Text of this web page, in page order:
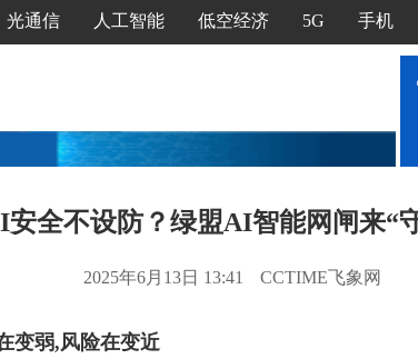
光通信 人工智能 低空经济 5G 手机
安全不设防？绿盟AI智能网闸来“
2025年6月13日 13:41 CCTIME飞象网
变弱,风险在变近